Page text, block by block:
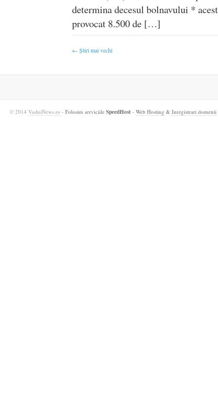
determina decesul bolnavului *
provocat 8.500 de […]
← Știri mai vechi
© 2014 VasluiNews.ro - Folosim serviciile SpeedHost - Web Hosting & Inregistrari domenii